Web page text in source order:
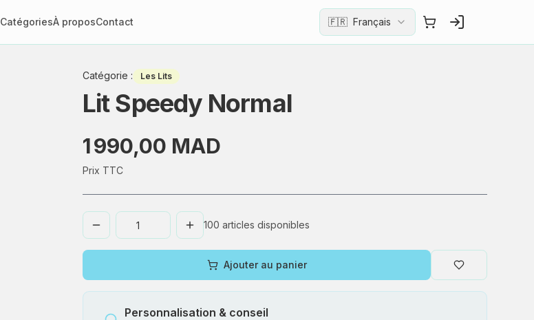
CatégoriesÀ proposContact 🇫🇷 Français
Catégorie : Les Lits
Lit Speedy Normal
1 990,00 MAD
Prix TTC
100 articles disponibles
Ajouter au panier
Personnalisation & conseil